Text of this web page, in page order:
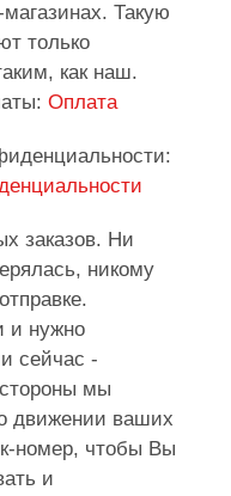
Такую
только
как наш.
Оплата
заказов. Ни
никому
и нужно
сейчас -
мы
движении ваших
номер, чтобы Вы
и